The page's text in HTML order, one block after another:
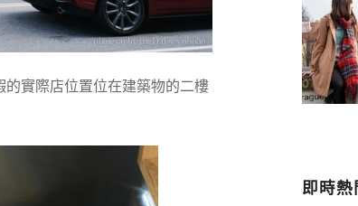
實際店位置位在建築物的二樓
即時熱